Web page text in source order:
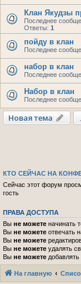
Клан Якудзы
Последнее
Ответы: 1
пойду в клан
Последнее
набор в клан
Последнее
Набор в клан
Последнее
Новая тема
КТО СЕЙЧАС НА
Сейчас этот форум
гость
ПРАВА ДОСТУПА
Вы не можете начинать
Вы не можете отвечать
Вы не можете
Вы не можете удалять
Вы не можете
На главную